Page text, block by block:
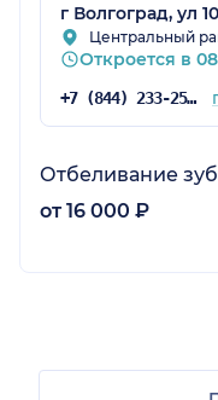
г Волгоград, ул
Центральный
Откроется в
+7 (844) 233-25-25
Отбеливание
от 16 000 ₽